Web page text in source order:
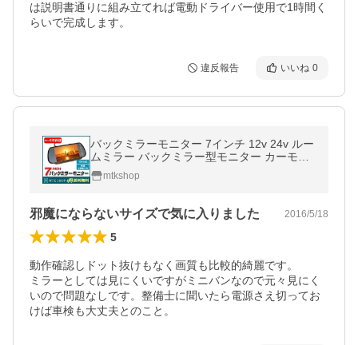
は説明書通りに組み立てれば電動ドライバー使用で1時間く
らいで完成します。
違反報告 いいね 0
バックミラーモニター 7インチ 12v 24v ルー
ムミラー バックミラー型モニター カーモニ
ター M0710
mtkshop
邪魔にならないサイズで気に入りました 2016/5/18
5
動作確認しドット抜けもなく画質も比較的綺麗です。
ミラーとしては見にくいですがミニバンなので元々見にく
いので問題なしです。整備士に聞いたら電源さえ切ってお
けば車検も大丈夫とのこと。